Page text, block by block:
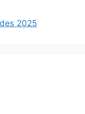
2025